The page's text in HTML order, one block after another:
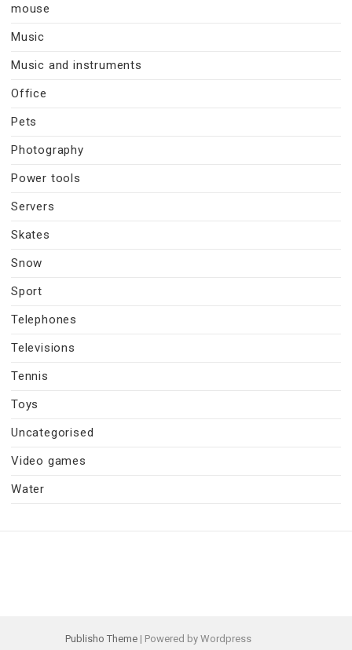
mouse
Music
Music and instruments
Office
Pets
Photography
Power tools
Servers
Skates
Snow
Sport
Telephones
Televisions
Tennis
Toys
Uncategorised
Video games
Water
Publisho Theme | Powered by Wordpress